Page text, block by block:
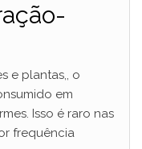
e plantas,, o
em
Isso é raro nas
frequência